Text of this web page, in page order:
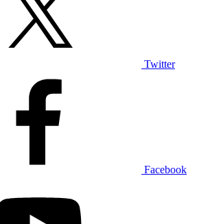
Twitter
Facebook